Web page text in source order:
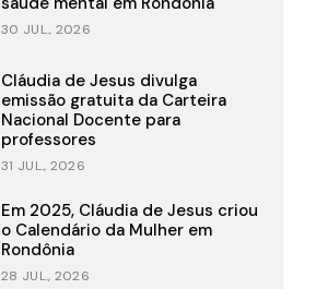
30 JUL., 2026
Cláudia de Jesus divulga
emissão gratuita da Carteira
Nacional Docente para
professores
31 JUL., 2026
Em 2025, Cláudia de Jesus criou
o Calendário da Mulher em
Rondônia
28 JUL., 2026